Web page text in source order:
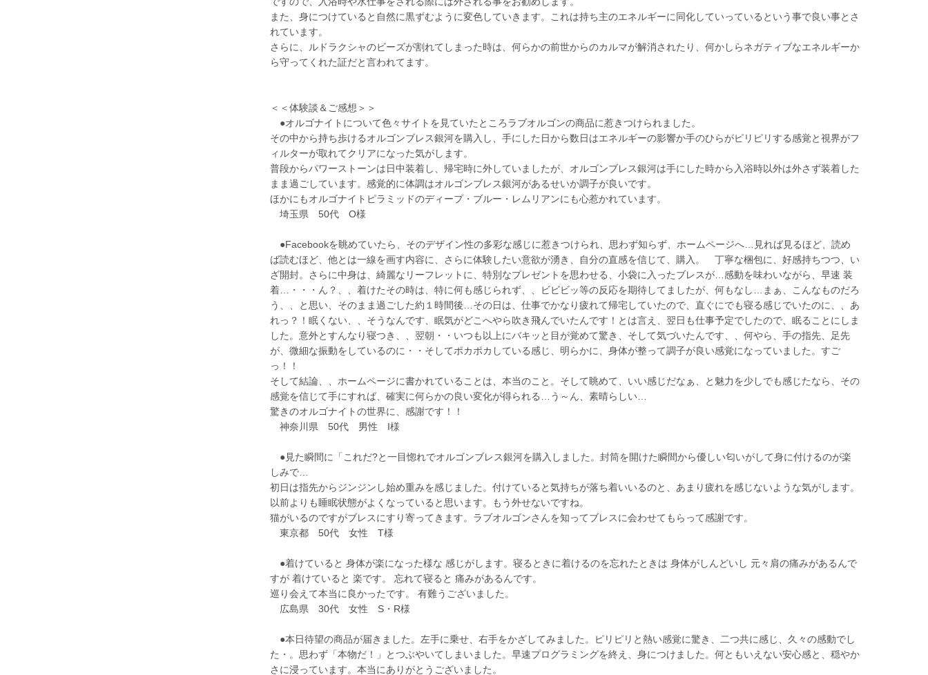
また、身につけていると自然に黒ずむように変色していきます。これは持ち主のエネルギーに同化していっているという事で良い事とさ
れています。
さらに、ルドラクシャのビーズが割れてしまった時は、何らかの前世からのカルマが解消されたり、何かしらネガティブなエネルギーか
ら守ってくれた証だと言われてます。
＜＜体験談＆ご感想＞＞
●オルゴナイトについて色々サイトを見ていたところラブオルゴンの商品に惹きつけられました。
その中から持ち歩けるオルゴンブレス銀河を購入し、手にした日から数日はエネルギーの影響か手のひらがピリピリする感覚と視界がフ
ィルターが取れてクリアになった気がします。
普段からパワーストーンは日中装着し、帰宅時に外していましたが、オルゴンブレス銀河は手にした時から入浴時以外は外さず装着した
まま過ごしています。感覚的に体調はオルゴンブレス銀河があるせいか調子が良いです。
ほかにもオルゴナイトピラミッドのディープ・ブルー・レムリアンにも心惹かれています。
埼玉県 50代 O様
●Facebookを眺めていたら、そのデザイン性の多彩な感じに惹きつけられ、思わず知らず、ホームページへ…見れば見るほど、読め
ば読むほど、他とは一線を画す内容に、さらに体験したい意欲が湧き、自分の直感を信じて、購入。 丁寧な梱包に、好感持ちつつ、い
ざ開封。さらに中身は、綺麗なリーフレットに、特別なプレゼントを思わせる、小袋に入ったブレスが…感動を味わいながら、早速 装
着…・・・ん？、、着けたその時は、特に何も感じられず、、ビビビッ等の反応を期待してましたが、何もなし…まぁ、こんなものだろ
う、、と思い、そのまま過ごした約１時間後…その日は、仕事でかなり疲れて帰宅していたので、直ぐにでも寝る感じでいたのに、、あ
れっ？！眠くない、、そうなんです、眠気がどこへやら吹き飛んでいたんです！とは言え、翌日も仕事予定でしたので、眠ることにしま
した。意外とすんなり寝つき、、翌朝・・いつも以上にバキッと目が覚めて驚き、そして気づいたんです、、何やら、手の指先、足先
が、微細な振動をしているのに・・そしてポカポカしている感じ、明らかに、身体が整って調子が良い感覚になっていました。すご
っ！！
そして結論、、ホームページに書かれていることは、本当のこと。そして眺めて、いい感じだなぁ、と魅力を少しでも感じたなら、その
感覚を信じて手にすれば、確実に何らかの良い変化が得られる…う～ん、素晴らしい…
驚きのオルゴナイトの世界に、感謝です！！
神奈川県 50代 男性 I様
●見た瞬間に「これだ?と一目惚れでオルゴンブレス銀河を購入しました。封筒を開けた瞬間から優しい匂いがして身に付けるのが楽
しみで…
初日は指先からジンジンし始め重みを感じました。付けていると気持ちが落ち着いいるのと、あまり疲れを感じないような気がします。
以前よりも睡眠状態がよくなっていると思います。もう外せないですね。
猫がいるのですがブレスにすり寄ってきます。ラブオルゴンさんを知ってブレスに会わせてもらって感謝です。
東京都 50代 女性 T様
●着けていると 身体が楽になった様な 感じがします。寝るときに着けるのを忘れたときは 身体がしんどいし 元々肩の痛みがあるんで
すが 着けていると 楽です。 忘れて寝ると 痛みがあるんです。
巡り会えて本当に良かったです。 有難うございました。
広島県 30代 女性 S・R様
●本日待望の商品が届きました。左手に乗せ、右手をかざしてみました。ピリピリと熱い感覚に驚き、二つ共に感じ、久々の感動でし
た・。思わず「本物だ！」とつぶやいてしまいました。早速プログラミングを終え、身につけました。何ともいえない安心感と、穏やか
さに浸っています。本当にありがとうございました。